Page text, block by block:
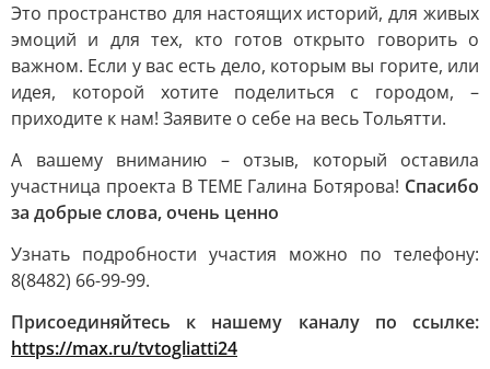
Это пространство для настоящих историй, для живых
эмоций и для тех, кто готов открыто говорить о
важном. Если у вас есть дело, которым вы горите, или
идея, которой хотите поделиться с городом, –
приходите к нам! Заявите о себе на весь Тольятти.
А вашему вниманию – отзыв, который оставила
участница проекта В ТЕМЕ Галина Ботярова! Спасибо
за добрые слова, очень ценно
Узнать подробности участия можно по телефону:
8(8482) 66-99-99.
Присоединяйтесь к нашему каналу по ссылке:
https://max.ru/tvtogliatti24